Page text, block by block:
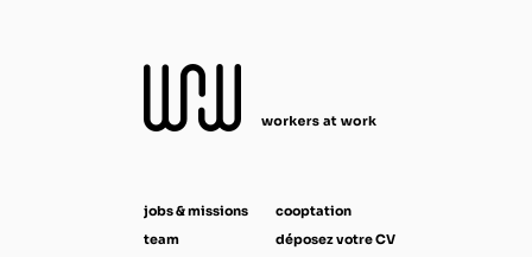
jobs & missions
team
cooptation
déposez votre CV